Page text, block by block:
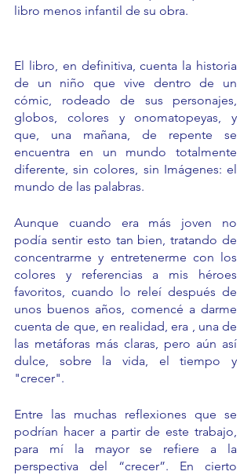
libro menos infantil de su obra.
El libro, en definitiva, cuenta la historia
de un niño que vive dentro de un
cómic, rodeado de sus personajes,
globos, colores y onomatopeyas, y
que, una mañana, de repente se
encuentra en un mundo totalmente
diferente, sin colores, sin Imágenes: el
mundo de las palabras.
Aunque cuando era más joven no
podía sentir esto tan bien, tratando de
concentrarme y entretenerme con los
colores y referencias a mis héroes
favoritos, cuando lo releí después de
unos buenos años, comencé a darme
cuenta de que, en realidad, era , una de
las metáforas más claras, pero aún así
dulce, sobre la vida, el tiempo y
"crecer".
Entre las muchas reflexiones que se
podrían hacer a partir de este trabajo,
para mí la mayor se refiere a la
perspectiva del “crecer”. En cierto